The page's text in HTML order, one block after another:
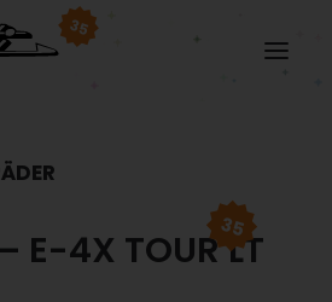
35
E-4X TOUR LT
35